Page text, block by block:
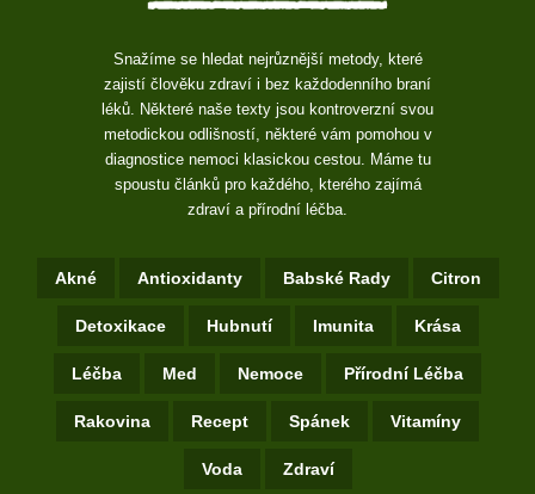
Snažíme se hledat nejrůznější metody, které
zajistí člověku zdraví i bez každodenního braní
léků. Některé naše texty jsou kontroverzní svou
metodickou odlišností, některé vám pomohou v
diagnostice nemoci klasickou cestou. Máme tu
spoustu článků pro každého, kterého zajímá
zdraví a přírodní léčba.
Akné Antioxidanty Babské Rady Citron
Detoxikace Hubnutí Imunita Krása
Léčba Med Nemoce Přírodní Léčba
Rakovina Recept Spánek Vitamíny
Voda Zdraví